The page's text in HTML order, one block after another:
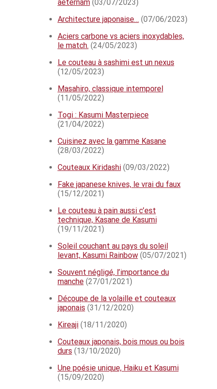
aeternam(03/07/2023)
Architecture japonaise… (07/06/2023)
Aciers carbone vs aciers inoxydables,
le match. (24/05/2023)
Le couteau à sashimi est un nexus
(12/05/2023)
Masahiro, classique intemporel
(11/05/2022)
Togi : Kasumi Masterpiece
(21/04/2022)
Cuisinez avec la gamme Kasane
(28/03/2022)
Couteaux Kiridashi(09/03/2022)
Fake japanese knives, le vrai du faux
(15/12/2021)
Le couteau à pain aussi c’est
technique, Kasane de Kasumi
(19/11/2021)
Soleil couchant au pays du soleil
levant, Kasumi Rainbow(05/07/2021)
Souvent négligé, l’importance du
manche(27/01/2021)
Découpe de la volaille et couteaux
japonais (31/12/2020)
Kireaji(18/11/2020)
Couteaux japonais, bois mous ou bois
durs (13/10/2020)
Une poésie unique, Haiku et Kasumi
(15/09/2020)